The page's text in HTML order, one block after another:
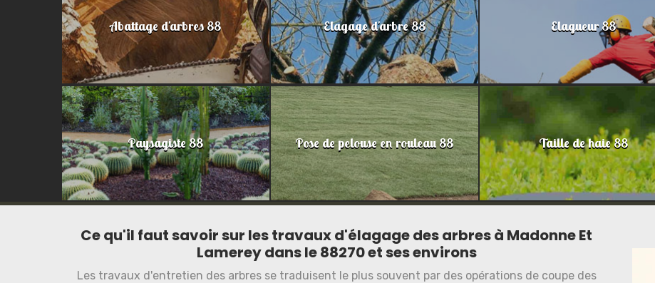
Abattage d'arbres 88 Elagage d'arbre 88 Elagueur 88
Paysagiste 88 Pose de pelouse en rouleau 88 Taille de haie 88
Ce qu'il faut savoir sur les travaux d'élagage des arbres à Madonne Et
Lamerey dans le 88270 et ses environs
Les travaux d'entretien des arbres se traduisent le plus souvent par des opérations de coupe des